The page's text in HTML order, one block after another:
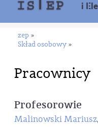
i
zep »
Skład osobowy »
Pracownicy
Profesorowie
Malinowski Mariusz